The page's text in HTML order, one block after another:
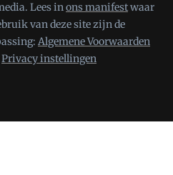
Lees inons manifestwaar
van deze site zijn de
Algemene Voorwaarden
Privacy instellingen